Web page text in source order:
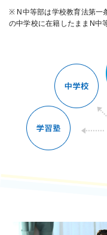
※ N中等部は学校教育法第一
の中学校に在籍したままN中